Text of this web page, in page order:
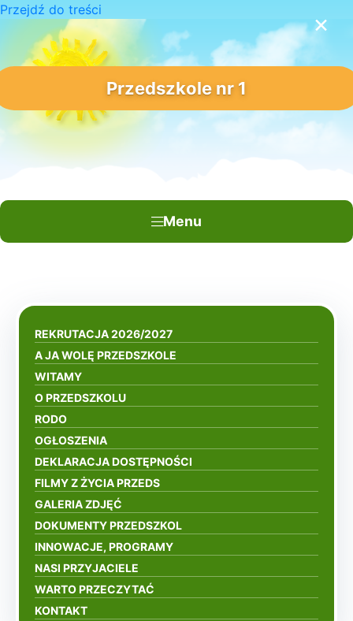
Przejdź do treści
Przedszkole nr 1
Menu
×
REKRUTACJA 2026/2027
A JA WOLĘ PRZEDSZKOLE
WITAMY
O PRZEDSZKOLU
RODO
OGŁOSZENIA
DEKLARACJA DOSTĘPNOŚCI
FILMY Z ŻYCIA PRZEDS
GALERIA ZDJĘĆ
DOKUMENTY PRZEDSZKOL
INNOWACJE, PROGRAMY
NASI PRZYJACIELE
WARTO PRZECZYTAĆ
KONTAKT